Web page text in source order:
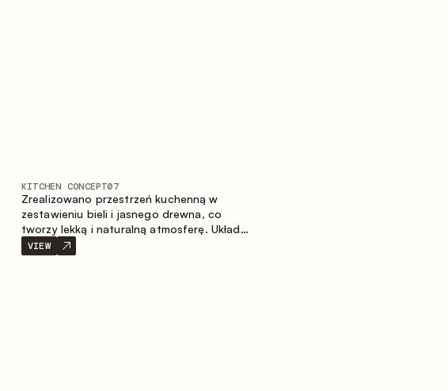
KITCHEN CONCEPT07
Zrealizowano przestrzeń kuchenną w
zestawieniu bieli i jasnego drewna, co
tworzy lekką i naturalną atmosferę. Układ
w kształcie litery U zapewnia ergonomię
oraz wygodę codziennego użytkowania, a
VIEW